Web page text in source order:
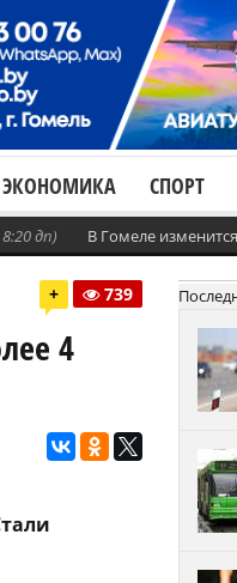
ЭКОНОМИКА СПОРТ
дп) В Гомеле
+ 739
4